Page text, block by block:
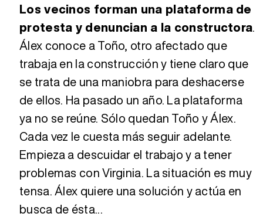
Los vecinos forman una plataforma de
protesta y denuncian a la constructora.
Álex conoce a Toño, otro afectado que
trabaja en la construcción y tiene claro que
se trata de una maniobra para deshacerse
de ellos. Ha pasado un año. La plataforma
ya no se reúne. Sólo quedan Toño y Álex.
Cada vez le cuesta más seguir adelante.
Empieza a descuidar el trabajo y a tener
problemas con Virginia. La situación es muy
tensa. Álex quiere una solución y actúa en
busca de ésta...